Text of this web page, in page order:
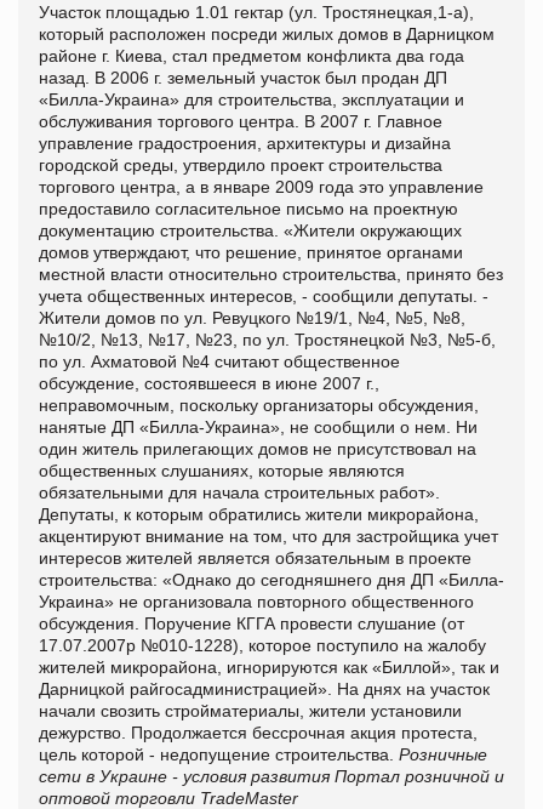
Участок площадью 1.01 гектар (ул. Тростянецкая,1-а),
который расположен посреди жилых домов в Дарницком
районе г. Киева, стал предметом конфликта два года
назад. В 2006 г. земельный участок был продан ДП
«Билла-Украина» для строительства, эксплуатации и
обслуживания торгового центра. В 2007 г. Главное
управление градостроения, архитектуры и дизайна
городской среды, утвердило проект строительства
торгового центра, а в январе 2009 года это управление
предоставило согласительное письмо на проектную
документацию строительства. «Жители окружающих
домов утверждают, что решение, принятое органами
местной власти относительно строительства, принято без
учета общественных интересов, - сообщили депутаты. -
Жители домов по ул. Ревуцкого №19/1, №4, №5, №8,
№10/2, №13, №17, №23, по ул. Тростянецкой №3, №5-б,
по ул. Ахматовой №4 считают общественное
обсуждение, состоявшееся в июне 2007 г.,
неправомочным, поскольку организаторы обсуждения,
нанятые ДП «Билла-Украина», не сообщили о нем. Ни
один житель прилегающих домов не присутствовал на
общественных слушаниях, которые являются
обязательными для начала строительных работ».
Депутаты, к которым обратились жители микрорайона,
акцентируют внимание на том, что для застройщика учет
интересов жителей является обязательным в проекте
строительства: «Однако до сегодняшнего дня ДП «Билла-
Украина» не организовала повторного общественного
обсуждения. Поручение КГГА провести слушание (от
17.07.2007р №010-1228), которое поступило на жалобу
жителей микрорайона, игнорируются как «Биллой», так и
Дарницкой райгосадминистрацией». На днях на участок
начали свозить стройматериалы, жители установили
дежурство. Продолжается бессрочная акция протеста,
цель которой - недопущение строительства. Розничные
сети в Украине - условия развития Портал розничной и
оптовой торговли TradeMaster